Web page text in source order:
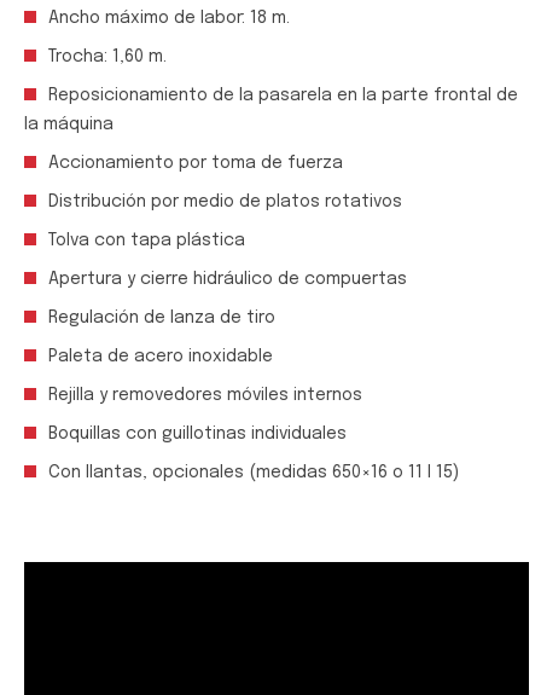
Ancho máximo de labor: 18 m.
Trocha: 1,60 m.
Reposicionamiento de la pasarela en la parte frontal de
la máquina
Accionamiento por toma de fuerza
Distribución por medio de platos rotativos
Tolva con tapa plástica
Apertura y cierre hidráulico de compuertas
Regulación de lanza de tiro
Paleta de acero inoxidable
Rejilla y removedores móviles internos
Boquillas con guillotinas individuales
Con llantas, opcionales (medidas 650×16 o 11 l 15)